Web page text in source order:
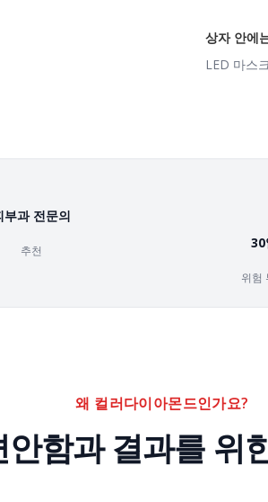
상자 안에
LED 마스
부과 전문의
추천
위험
왜 컬러다이아몬드인가요?
안함과 결과를 위